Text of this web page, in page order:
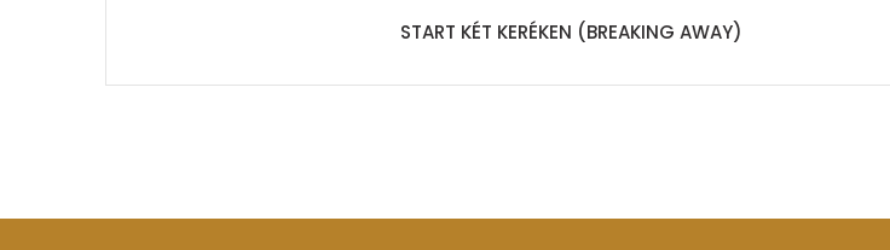
START KÉT KERÉKEN (BREAKING AWAY)